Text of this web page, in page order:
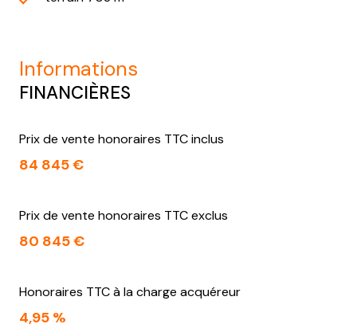
informations
FINANCIÈRES
Prix de vente honoraires TTC inclus
84 845 €
Prix de vente honoraires TTC exclus
80 845 €
Honoraires TTC à la charge acquéreur
4,95 %